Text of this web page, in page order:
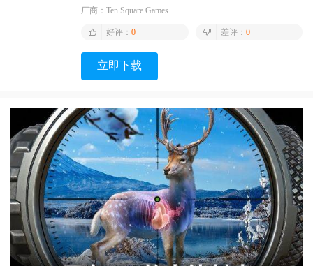
厂商： Ten Square Games
好评： 0 差评： 0
立即下载